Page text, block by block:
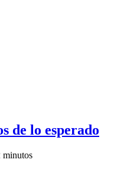
de lo esperado
minutos